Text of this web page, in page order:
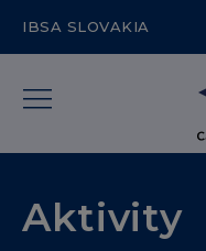
IBSA SLOVAKIA
Aktivity